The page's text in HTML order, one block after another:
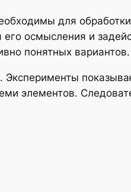
для
осмысления и
понятных вариантов.
элементов.